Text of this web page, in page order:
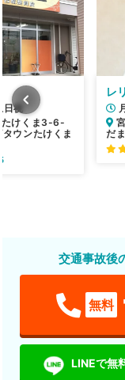
レ
だ
祝
たけくま3-6-
ウンたけくま
交通事故後
無料
LINEで無